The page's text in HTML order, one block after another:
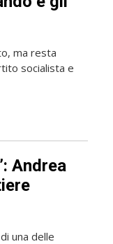
ma resta
socialista e
Andrea
una delle